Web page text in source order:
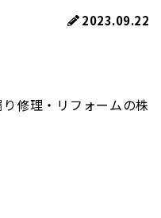
2023.09.22
修理・リフォームの株